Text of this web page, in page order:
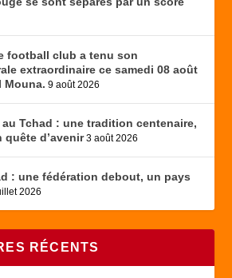
football club a tenu son
extraordinaire ce samedi 08 août
Mouna. 9 août 2026
Tchad : une tradition centenaire,
d’avenir 3 août 2026
: une fédération debout, un pays
2026
RÉCENTS